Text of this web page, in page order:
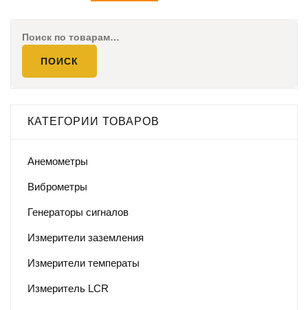
ПОИСК
КАТЕГОРИИ ТОВАРОВ
Анемометры
Виброметры
Генераторы сигналов
Измерители заземления
Измерители температы
Измеритель LCR